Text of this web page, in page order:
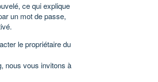
ce qui explique
un mot de passe,
le propriétaire du
nous vous invitons à